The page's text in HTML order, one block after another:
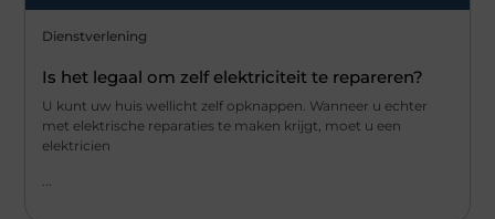
Dienstverlening
Is het legaal om zelf elektriciteit te repareren?
U kunt uw huis wellicht zelf opknappen. Wanneer u echter
met elektrische reparaties te maken krijgt, moet u een
elektricien
...